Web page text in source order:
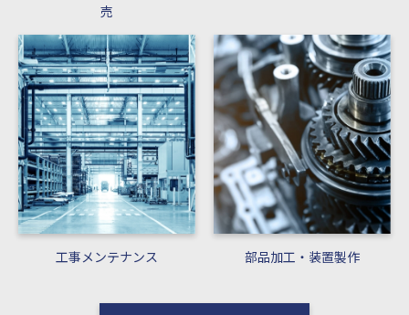
売
工事メンテナンス 部品加工・装置製作